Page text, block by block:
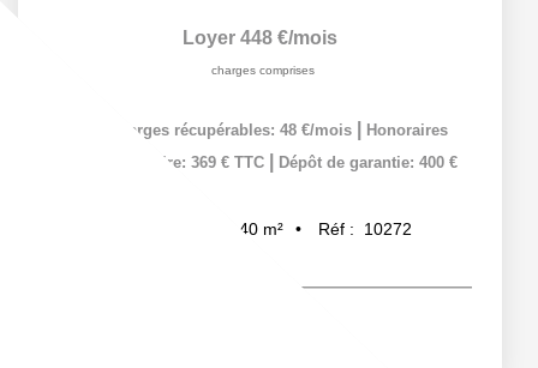
Loyer 448 €/mois
charges comprises
dont charges récupérables: 48 €/mois
Honoraires
charge locataire: 369 € TTC
Dépôt de garantie: 400 €
40 m² Réf : 10272